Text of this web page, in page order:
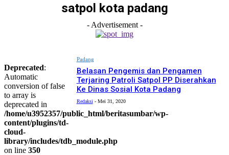
satpol kota padang
- Advertisement -
Deprecated:
Automatic
conversion of false
to array is
deprecated in
/home/u3952357/public_html/beritasumbar/wp-
content/plugins/td-
cloud-
library/includes/tdb_module.php
on line 350
Padang
Belasan Pengemis dan Pengamen
Terjaring Patroli Satpol PP Diserahkan
Ke Dinas Sosial Kota Padang
Redaksi - Mei 31, 2020